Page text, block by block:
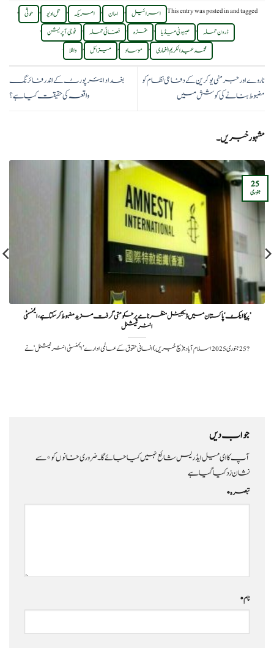
This entry was posted inand tagged اسرائیل , امان , امریکہ , تل اویو , حوثی ,
ڈرون حملہ , صیہونی میڈیا , غزہ , فضائی حملہ , فوجی آپریشن ,
محمد عبدالکریم الغماری , موساد , میزائل , واللا .
ناروے اور جرمنی یوکرین کے دفاعی نظام کو
مضبوط بنانے کی کوشش میں
بغداد ایئرپورٹ کے اندر فائرنگ
واقعہ کی حقیقت کیا ہے؟
مشہور خبریں۔
’پیکا ایکٹ‘ پاکستان میں ڈیجیٹل منظرنامے پر حکومتی گرفت مزید مضبوط کرسکتا ہے، ایمنسٹی
انٹرنیشنل
?️ 25 جنوری 2025اسلام آباد: (سچ خبریں) انسانی حقوق کے عالمی ادارے ’ایمنسٹی انٹرنیشنل‘ نے
25
جنوری
جواب دیں
آپ کا ای میل ایڈریس شائع نہیں کیا جائے گا۔ضروری خانوں کو*سے
نشان زد کیا گیا ہے
تبصرہ*
نام*